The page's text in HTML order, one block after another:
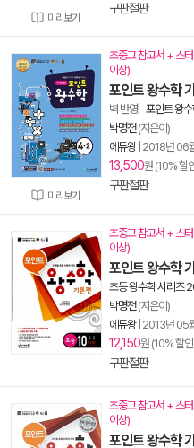
미리보기
구판절판
미리보기
초중고 참고서 + 스
이상)
포인트 왕수학
벽 반영-포인트 왕
박명전(지은이)
에듀왕| 2018년 06
13,500원 (10% 할
구판절판
초중고 참고서 + 스
이상)
포인트 왕수학
초등 왕수학 시리즈
박명전(지은이)
에듀왕| 2013년 05
12,150원 (10% 할
구판절판
초중고 참고서 + 스
이상)
포인트 왕수학